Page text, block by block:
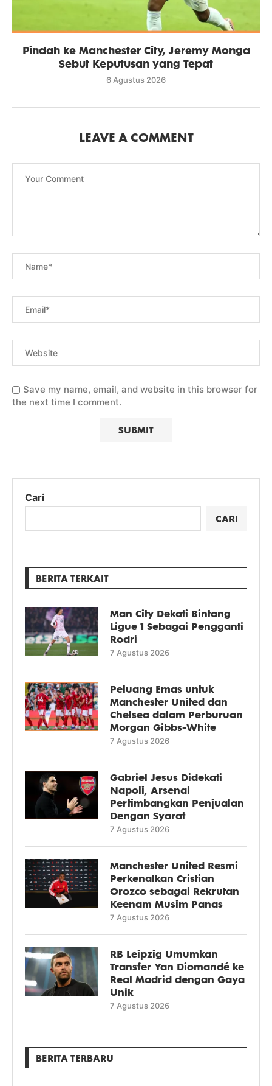
Pindah ke Manchester City, Jeremy Monga
Sebut Keputusan yang Tepat
6 Agustus 2026
LEAVE A COMMENT
Save my name, email, and website in this browser for
the next time I comment.
Cari
CARI
BERITA TERKAIT
Man City Dekati Bintang
Ligue 1 Sebagai Pengganti
Rodri
7 Agustus 2026
Peluang Emas untuk
Manchester United dan
Chelsea dalam Perburuan
Morgan Gibbs-White
7 Agustus 2026
Gabriel Jesus Didekati
Napoli, Arsenal
Pertimbangkan Penjualan
Dengan Syarat
7 Agustus 2026
Manchester United Resmi
Perkenalkan Cristian
Orozco sebagai Rekrutan
Keenam Musim Panas
7 Agustus 2026
RB Leipzig Umumkan
Transfer Yan Diomandé ke
Real Madrid dengan Gaya
Unik
7 Agustus 2026
BERITA TERBARU